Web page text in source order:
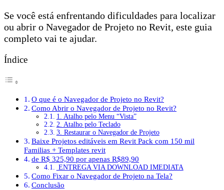
Se você está enfrentando dificuldades para localizar
ou abrir o Navegador de Projeto no Revit, este guia
completo vai te ajudar.
Índice
O que é o Navegador de Projeto no Revit?
Como Abrir o Navegador de Projeto no Revit?
1. Atalho pelo Menu “Vista”
2. Atalho pelo Teclado
3. Restaurar o Navegador de Projeto
Baixe Projetos editáveis em Revit Pack com 150 mil
Familias + Templates revit
de R$ 325,90 por apenas R$89,90
ENTREGA VIA DOWNLOAD IMEDIATA
Como Fixar o Navegador de Projeto na Tela?
Conclusão